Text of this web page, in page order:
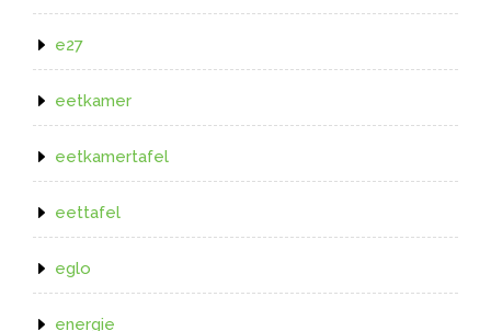
e27
eetkamer
eetkamertafel
eettafel
eglo
energie